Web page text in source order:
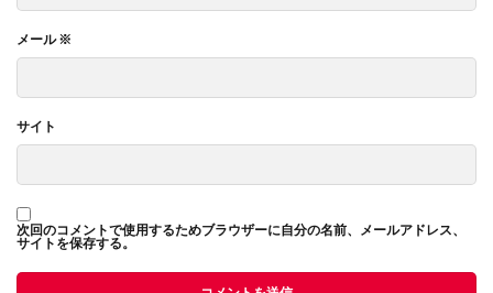
メール※
サイト
次回のコメントで使用するためブラウザーに自分の名前、メールアドレス、
サイトを保存する。